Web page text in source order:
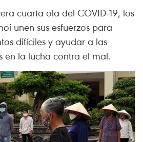
cuarta ola del COVID-19, los
unen sus esfuerzos para
difíciles y ayudar a las
en la lucha contra el mal.